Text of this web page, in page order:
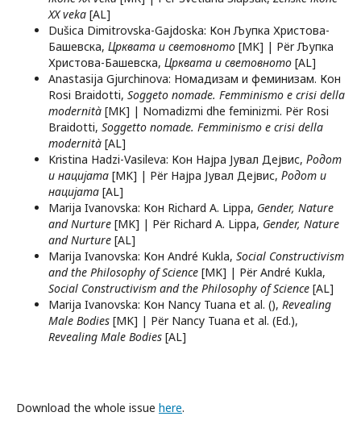
XX veka [AL]
Dušica Dimitrovska-Gajdoska: Кон Љупка Христова-
Башевска, Црквата и световното [MK] | Për Љупка
Христова-Башевска, Црквата и световното [AL]
Anastasija Gjurchinova: Номадизам и феминизам. Кон
Rosi Braidotti, Soggeto nomade. Femminismo e crisi della
modernità [MK] | Nomadizmi dhe feminizmi. Për Rosi
Braidotti, Soggetto nomade. Femminismo e crisi della
modernità [AL]
Kristina Hadzi-Vasileva: Кон Најра Јувал Дејвис, Родот
и нацијата [MK] | Për Најра Јувал Дејвис, Родот и
нацијата [AL]
Marija Ivanovska: Кон Richard A. Lippa, Gender, Nature
and Nurture [MK] | Për Richard A. Lippa, Gender, Nature
and Nurture [AL]
Marija Ivanovska: Кон André Kukla, Social Constructivism
and the Philosophy of Science [MK] | Për André Kukla,
Social Constructivism and the Philosophy of Science [AL]
Marija Ivanovska: Кон Nancy Tuana et al. (), Revealing
Male Bodies [MK] | Për Nancy Tuana et al. (Ed.),
Revealing Male Bodies [AL]
Download the whole issue here.